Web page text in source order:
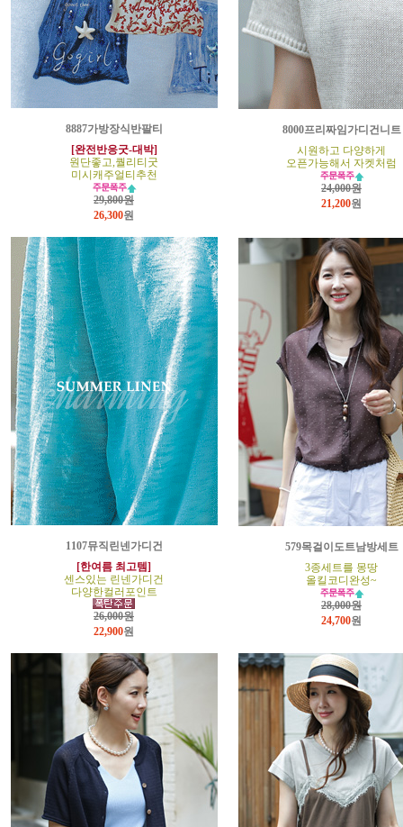
8887가방장식반팔티
[완전반응굿-대박]
원단좋고,퀄리티굿
미시캐주얼티추천
29,800원
26,300원
8000프리짜임가디건니트
시원하고 다양하게
오픈가능해서 자켓처럼
24,000원
21,200원
1107뮤직린넨가디건
[한여름 최고템]
센스있는 린넨가디건
다양한컬러포인트
26,000원
22,900원
579목걸이도트남방세트
3종세트를 몽땅
올킬코디완성~
28,000원
24,700원